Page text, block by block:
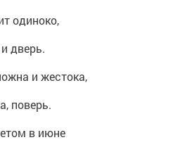
одиноко,
дверь.
и жестока,
поверь.
в июне